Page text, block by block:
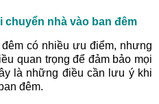
nhà vào ban đêm
có nhiều ưu điểm, nhưng
quan trọng để đảm bảo mọi
là những điều cần lưu ý khi
đêm.